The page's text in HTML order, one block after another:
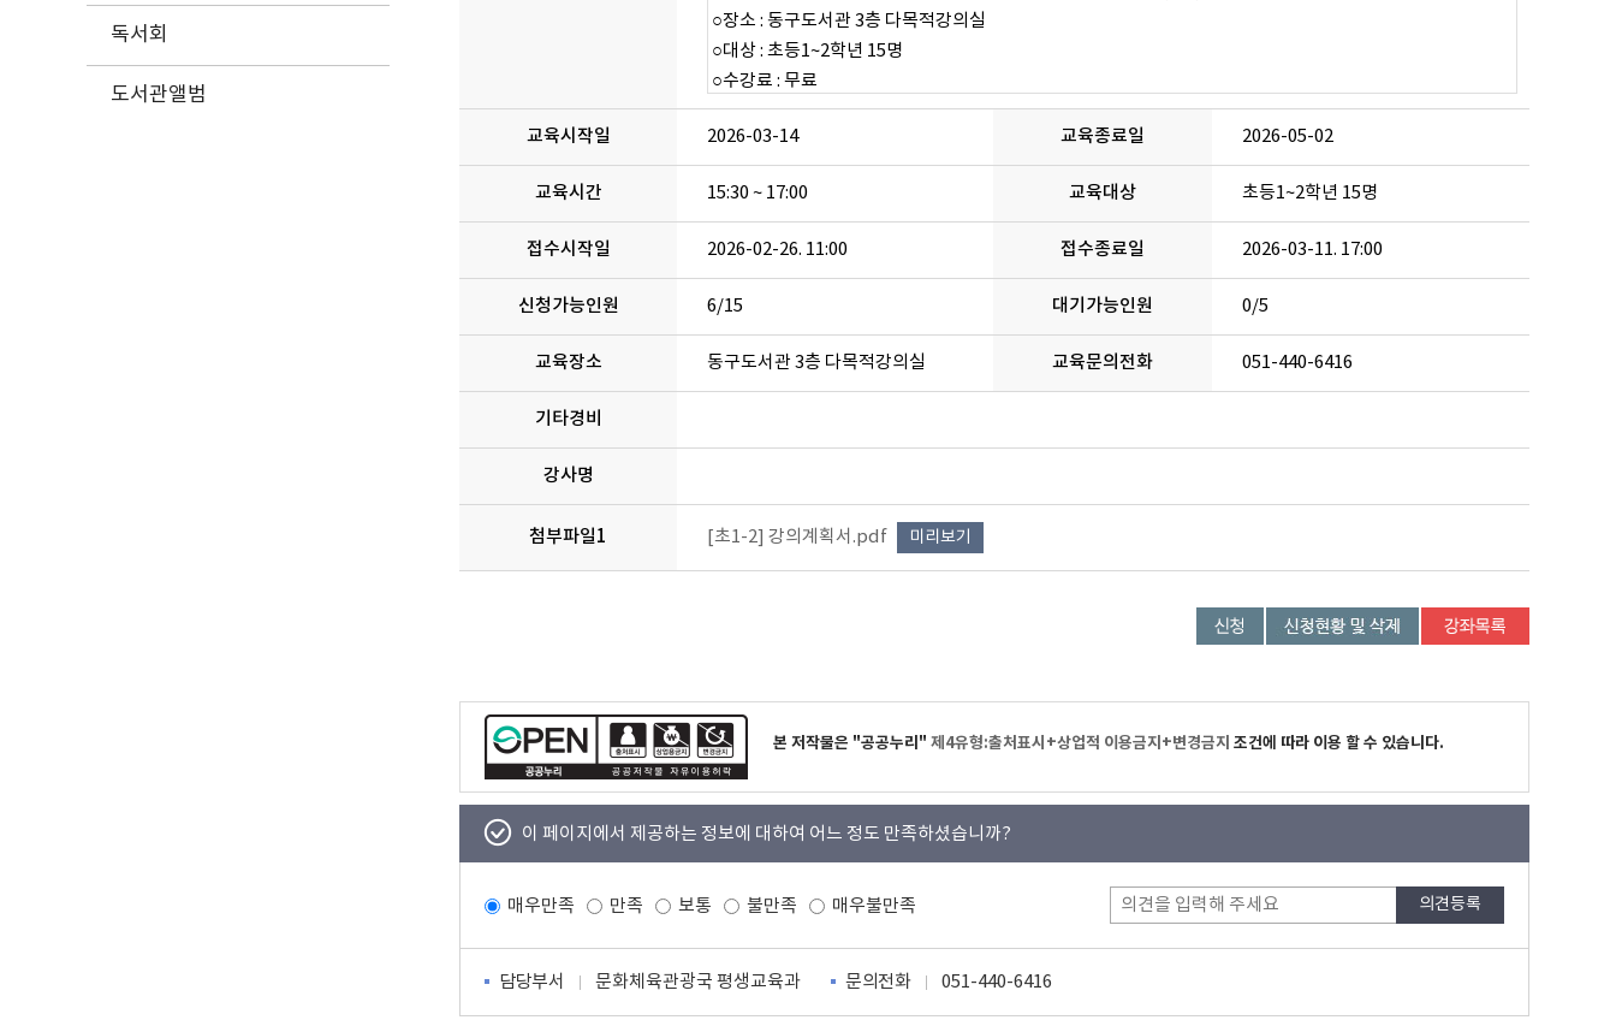
독서회
도서관앨범
교육시작일 2026-03-14 교육종료일 2026-05-02
교육시간 15:30 ~ 17:00 교육대상 초등1~2학년 15명
접수시작일 2026-02-26. 11:00 접수종료일 2026-03-11. 17:00
신청가능인원 6/15 대기가능인원 0/5
교육장소 동구도서관 3층 다목적강의실 교육문의전화 051-440-6416
기타경비
강사명
첨부파일1 [초1-2] 강의계획서.pdf 미리보기
본 저작물은 "공공누리" 제4유형:출처표시+상업적 이용금지+변경금지 조건에 따라 이용 할 수 있습니다.
이 페이지에서 제공하는 정보에 대하여 어느 정도 만족하셨습니까?
매우만족 만족 보통 불만족 매우불만족
담당부서 문화체육관광국 평생교육과 문의전화 051-440-6416